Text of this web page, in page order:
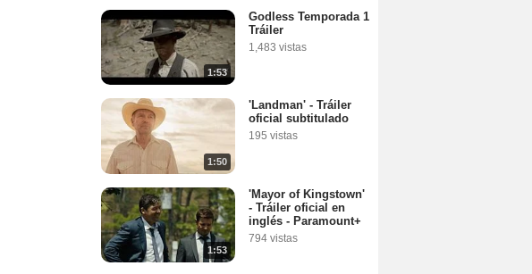
1:53
Godless Temporada 1
Tráiler
1,483 vistas
1:50
'Landman' - Tráiler
oficial subtitulado
195 vistas
1:53
'Mayor of Kingstown'
- Tráiler oficial en
inglés - Paramount+
794 vistas